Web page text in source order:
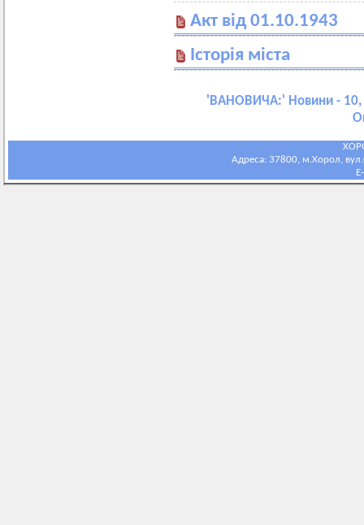
Акт від 01.10.1943
Історія міста
' ВАНОВИЧА:' Новини - 10,
Адреса: 37800, м.Хорол,